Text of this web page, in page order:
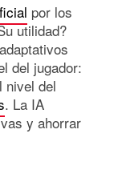
por los
utilidad?
del jugador:
nivel del
. La IA
y ahorrar